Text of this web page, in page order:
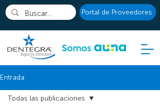
Portal de Proveedores
Entrada
Todas las publicaciones